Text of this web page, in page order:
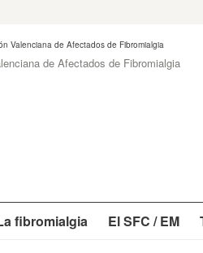
de Afectados de Fibromialgia
fibromialgia El SFC / EM